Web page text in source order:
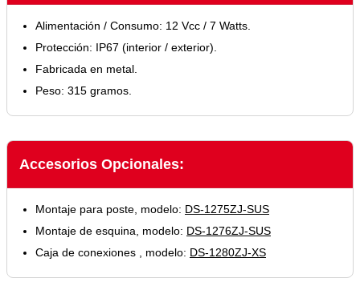
Alimentación / Consumo: 12 Vcc / 7 Watts.
Protección: IP67 (interior / exterior).
Fabricada en metal.
Peso: 315 gramos.
Accesorios Opcionales:
Montaje para poste, modelo: DS-1275ZJ-SUS
Montaje de esquina, modelo: DS-1276ZJ-SUS
Caja de conexiones , modelo: DS-1280ZJ-XS